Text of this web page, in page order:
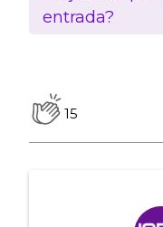
entrada?
15